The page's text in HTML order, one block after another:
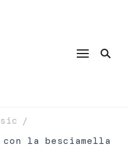
/
la besciamella